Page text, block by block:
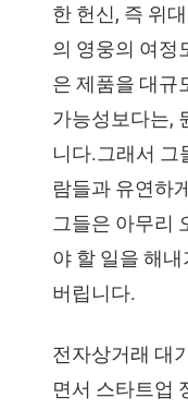
한 헌신, 즉 위
의 영웅의 여정
은 제품을 대규
가능성보다는,
니다.그래서 그
람들과 유연하
그들은 아무리
야 할 일을 해
버립니다.
전자상거래 대
면서 스타트업